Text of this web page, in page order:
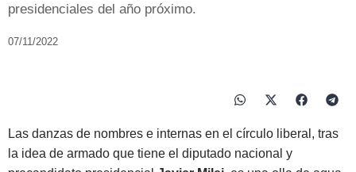
presidenciales del año próximo.
07/11/2022
Las danzas de nombres e internas en el círculo liberal, tras
la idea de armado que tiene el diputado nacional y